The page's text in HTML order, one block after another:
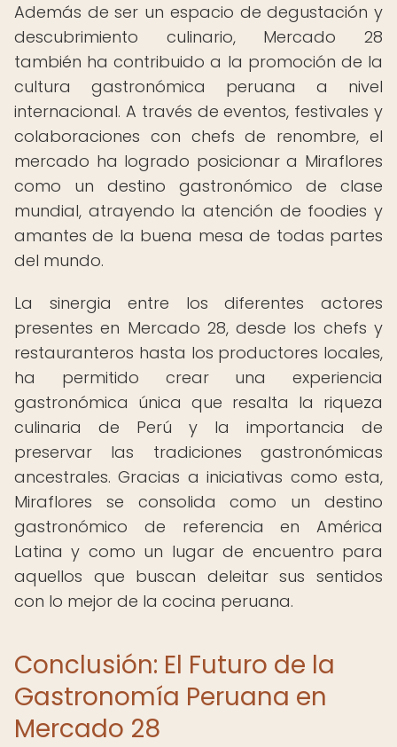
Además de ser un espacio de degustación y
descubrimiento culinario, Mercado 28
también ha contribuido a la promoción de la
cultura gastronómica peruana a nivel
internacional. A través de eventos, festivales y
colaboraciones con chefs de renombre, el
mercado ha logrado posicionar a Miraflores
como un destino gastronómico de clase
mundial, atrayendo la atención de foodies y
amantes de la buena mesa de todas partes
del mundo.
La sinergia entre los diferentes actores
presentes en Mercado 28, desde los chefs y
restauranteros hasta los productores locales,
ha permitido crear una experiencia
gastronómica única que resalta la riqueza
culinaria de Perú y la importancia de
preservar las tradiciones gastronómicas
ancestrales. Gracias a iniciativas como esta,
Miraflores se consolida como un destino
gastronómico de referencia en América
Latina y como un lugar de encuentro para
aquellos que buscan deleitar sus sentidos
con lo mejor de la cocina peruana.
Conclusión: El Futuro de la
Gastronomía Peruana en
Mercado 28